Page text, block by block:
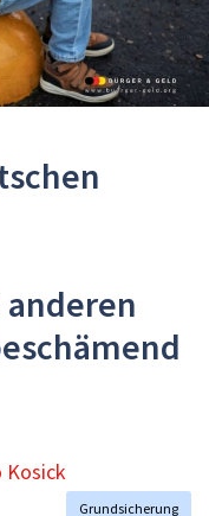
Kosick
Grundsicherung